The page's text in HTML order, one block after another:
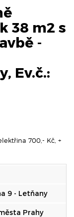
38 m2 s
-
Ev.č.:
700,- Kč, +
9 - Letňany
Prahy